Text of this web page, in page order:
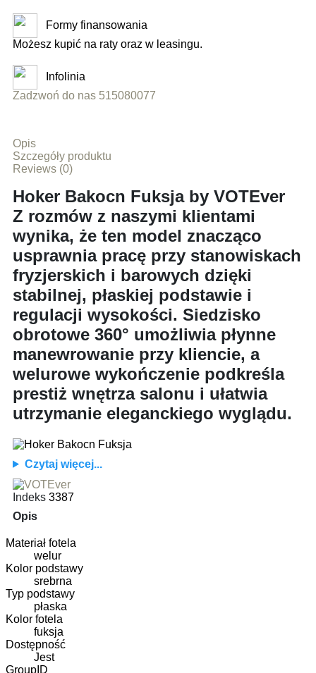
Formy finansowania
Możesz kupić na raty oraz w leasingu.
Infolinia
Zadzwoń do nas 515080077
Opis
Szczegóły produktu
Reviews (0)
Hoker Bakocn Fuksja by VOTEver
Z rozmów z naszymi klientami
wynika, że ten model znacząco
usprawnia pracę przy stanowiskach
fryzjerskich i barowych dzięki
stabilnej, płaskiej podstawie i
regulacji wysokości. Siedzisko
obrotowe 360° umożliwia płynne
manewrowanie przy kliencie, a
welurowe wykończenie podkreśla
prestiż wnętrza salonu i ułatwia
utrzymanie eleganckiego wyglądu.
Czytaj więcej...
Indeks 3387
Opis
Materiał fotela
welur
Kolor podstawy
srebrna
Typ podstawy
płaska
Kolor fotela
fuksja
Dostępność
Jest
GroupID